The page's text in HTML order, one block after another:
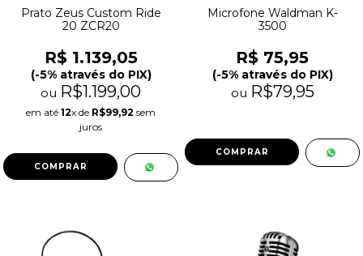
Prato Zeus Custom Ride
20 ZCR20
R$ 1.139,05
(-5% através do PIX)
ou R$1.199,00
em até 12x de R$99,92 sem
juros
Microfone Waldman K-
3500
R$ 75,95
(-5% através do PIX)
ou R$79,95